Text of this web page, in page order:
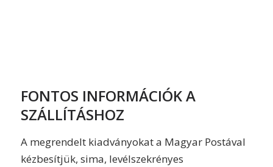
FONTOS INFORMÁCIÓK A
SZÁLLÍTÁSHOZ
A megrendelt kiadványokat a Magyar Postával
kézbesítjük, sima, levélszekrényes